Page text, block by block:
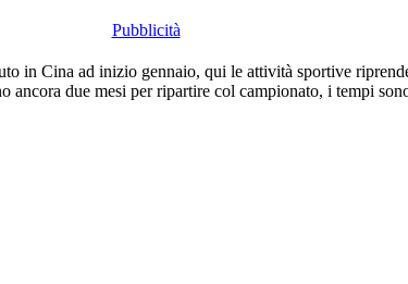
in Cina ad inizio gennaio, qui le attività sportive
ancora due mesi per ripartire col campionato, i tempi